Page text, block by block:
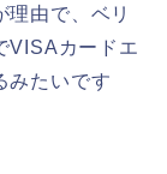
理由で、ベリ
VISAカードエ
みたいです